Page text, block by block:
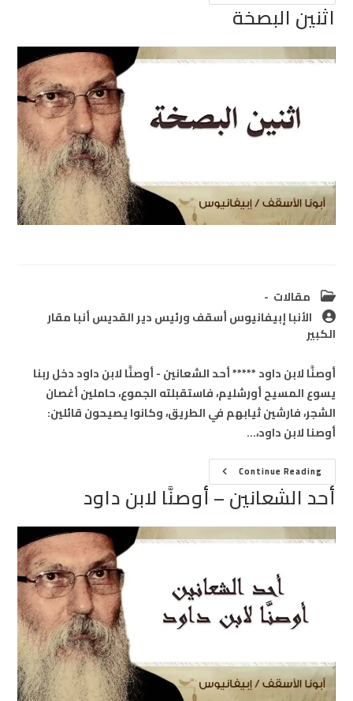
اثنين البصخة
Post
category:
مقالات
Post
author:
الأنبا إبيفانيوس أسقف ورئيس دير القديس أنبا مقار
الكبير
أوصنَّا لابن داود ***** أحد الشعانين - أوصنَّا لابن داود دخل ربنا
يسوع المسيح أورشليم، فاستقبلته الجموع، حاملين أغصان
الشجر، فارشين ثيابهم في الطريق، وكانوا يصيحون قائلين:
أوصنا لابن داود،…
Continue Readingأحد
الشعانين
–
أوصنَّا
داود
أحد الشعانين – أوصنَّا لابن داود